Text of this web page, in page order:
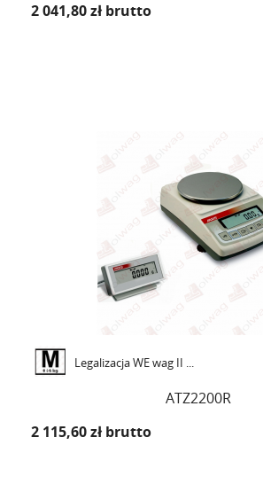
2 041,80 zł brutto
Legalizacja WE wag II ...
ATZ2200R
2 115,60 zł brutto